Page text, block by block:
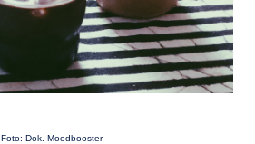
Foto: Dok. Moodbooster